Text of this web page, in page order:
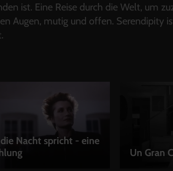
ist. Eine Reise durch die Welt, um
Augen, mutig und offen. Serendipity
Nacht spricht - eine
Un Gran
LEIHEN